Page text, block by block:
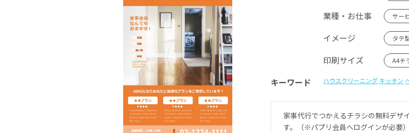
業種・お仕事 サー
イメージ タテ
印刷サイズ A4チ
キーワード ハウスクリーニング キッチン
家事代行でつかえるチラシの無料デザ
す。（※パプリ会員へログインが必要